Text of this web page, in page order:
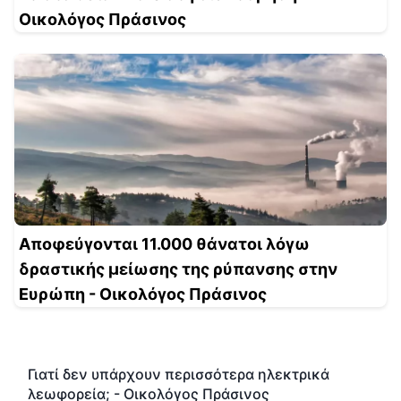
Οικολόγος Πράσινος
Αποφεύγονται 11.000 θάνατοι λόγω
δραστικής μείωσης της ρύπανσης στην
Ευρώπη - Οικολόγος Πράσινος
Γιατί δεν υπάρχουν περισσότερα ηλεκτρικά
λεωφορεία; - Οικολόγος Πράσινος